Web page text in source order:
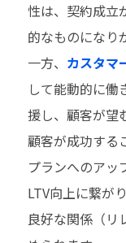
性は、契約成立
的なものになり
一方、 カスタマ
して能動的に働
援し、顧客が望
顧客が成功する
プランへのアッ
LTV向上に繋が
良好な関係（リ